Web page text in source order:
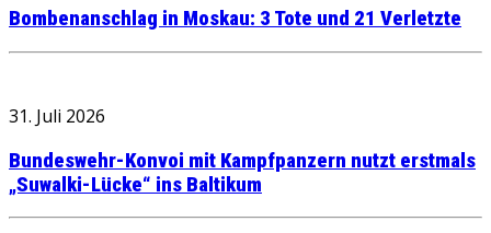
Bombenanschlag in Moskau: 3 Tote und 21 Verletzte
31. Juli 2026
Bundeswehr-Konvoi mit Kampfpanzern nutzt erstmals
„Suwalki-Lücke“ ins Baltikum